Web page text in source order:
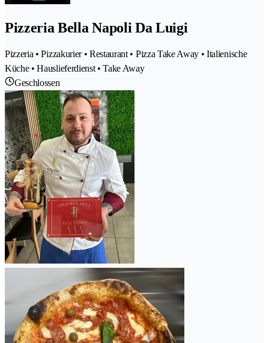
Pizzeria Bella Napoli Da Luigi
Pizzeria • Pizzakurier • Restaurant • Pizza Take Away • Italienische
Küche • Hauslieferdienst • Take Away
Geschlossen